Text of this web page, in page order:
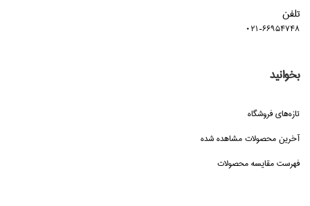
تلفن
021-66954748
بخوانید
تازه‌هاي فروشگاه
آخرین محصولات مشاهده شده
فهرست مقایسه محصولات